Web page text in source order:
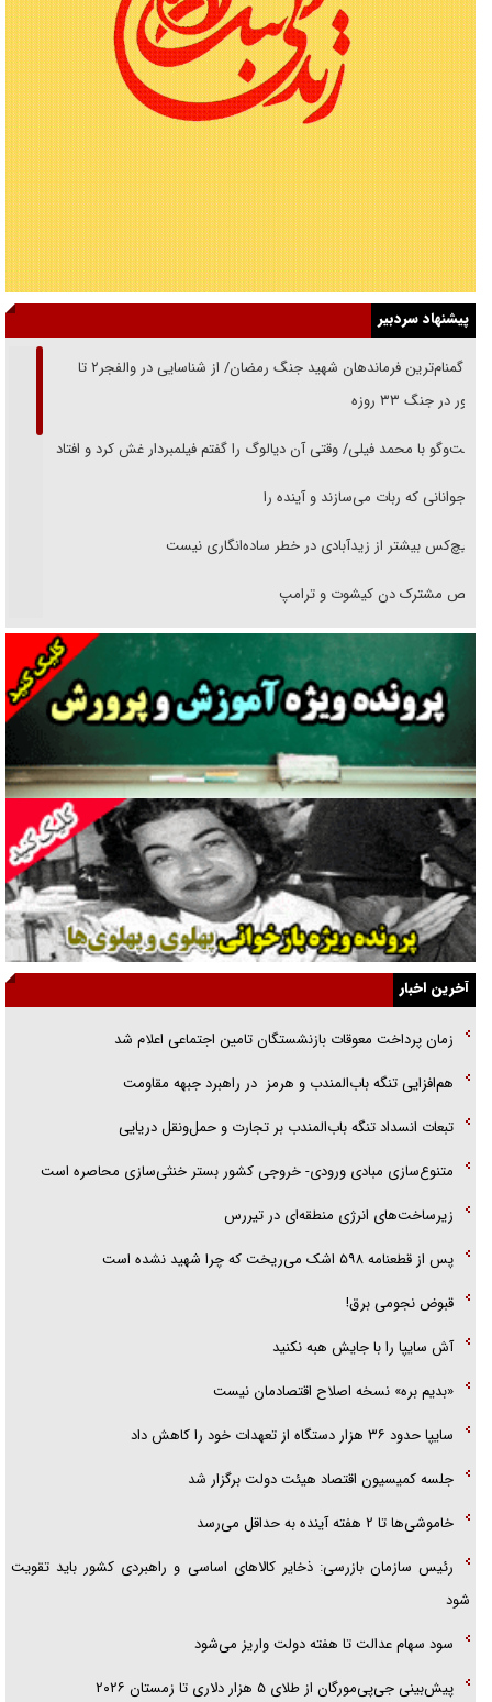
پیشنهاد سردبیر
از گمنام‌ترین فرماندهان شهید جنگ رمضان/ از شناسایی در والفجر۲ تا
حضور در جنگ ۳۳ روزه
گفت‌وگو با محمد فیلی/ وقتی آن دیالوگ را گفتم فیلمبردار غش کرد و افتاد
نوجوانانی که ربات می‌سازند و آینده را
هیچ‌کس بیشتر از زیدآبادی در خطر ساده‌انگاری نیست
رقص مشترک دن کیشوت و ترامپ
دنده دولت به واگذاری مسئله‌دار ایران‌خودرو/ خصوصی‌سازی یا انحصار؟
غریزه‌ی بقا و آقای باقی و رفقا
جراحی‌های زیبایی با مدرک فوق‌دیپلم! + گفت‌وگو با متهم
گفت‌وگو با همسر یکی از شهدای جنگ رمضان/ پیکر بی‌سر شهید را از
انگشت‌های پا شناسایی کردیم
نسلی که آنلاین الگو می‌گیرد
گفت‌وگو با آیت‌الله جاودان/ جفای مخالفان مکانت معنوی رهبر شهید را
ارتقا می‌داد
راننده مست به قانون می‌خندد
همه آقای دوربینی شده‌ایم!
قصه ناتمام سرویس مدارس
آخرین اخبار
زمان پرداخت معوقات بازنشستگان تامین اجتماعی اعلام شد
هم‌افزایی تنگه باب‌المندب و هرمز در راهبرد جبهه مقاومت
تبعات انسداد تنگه باب‌المندب بر تجارت و حمل‌ونقل دریایی
متنوع‌سازی مبادی ورودی- خروجی کشور بستر خنثی‌سازی محاصره است
زیرساخت‌های انرژی منطقه‌ای در تیررس
پس از قطعنامه ۵۹۸ اشک می‌ریخت که چرا شهید نشده است
قبوض نجومی برق!
آش سایپا را با جایش هبه نکنید
«بدیم بره» نسخه اصلاح اقتصادمان نیست
سایپا حدود ۳۶ هزار دستگاه از تعهدات خود را کاهش داد
جلسه کمیسیون اقتصاد هیئت دولت برگزار شد
خاموشی‌ها تا ۲ هفته آینده به حداقل می‌رسد
رئیس سازمان بازرسی: ذخایر کالا‌های اساسی و راهبردی کشور باید تقویت
شود
سود سهام عدالت تا هفته دولت واریز می‌شود
پیش‌بینی جی‌پی‌مورگان از طلای ۵ هزار دلاری تا زمستان ۲۰۲۶